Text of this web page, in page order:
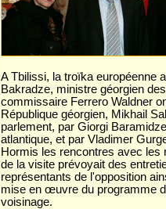
A Tbilissi, la troïka européenne
Bakradze, ministre géorgien
commissaire Ferrero Waldner
République géorgien, Mikhail
parlement, par Giorgi
atlantique, et par Vladimer
Hormis les rencontres avec les
de la visite prévoyait des
représentants de l'opposition
mise en œuvre du programme
voisinage.